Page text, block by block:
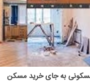
به جای خرید مسکن